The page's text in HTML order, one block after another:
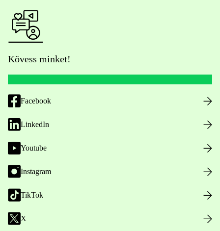
Kövess minket!
Facebook
LinkedIn
Youtube
Instagram
TikTok
X